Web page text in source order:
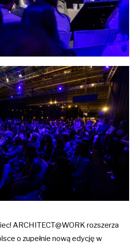
ARCHITECT@WORK rozszerza
o zupełnie nową edycję w